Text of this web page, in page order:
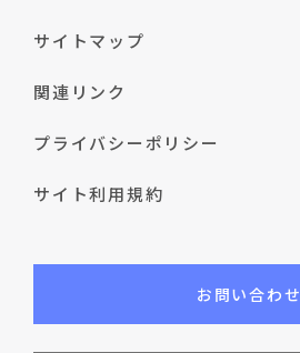
サイトマップ
関連リンク
プライバシーポリシー
サイト利用規約
お問い合わせ